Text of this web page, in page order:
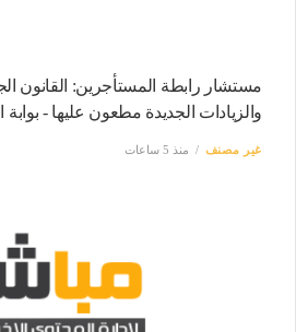
مستشار رابطة المستأجرين: القانون
والزيادات الجديدة مطعون عليها -
غير مصنف منذ 5 ساعات